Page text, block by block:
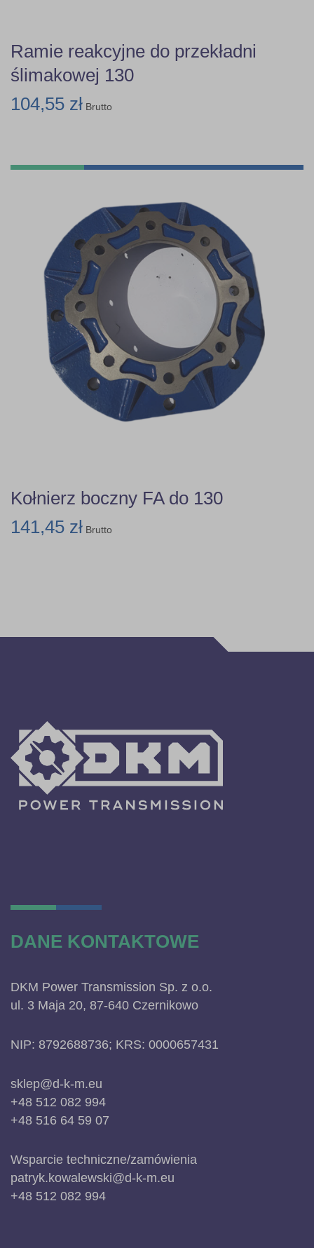
Ramie reakcyjne do przekładni
ślimakowej 130
104,55 zł Brutto
Kołnierz boczny FA do 130
141,45 zł Brutto
DANE KONTAKTOWE
DKM Power Transmission Sp. z o.o.
ul. 3 Maja 20, 87-640 Czernikowo
NIP: 8792688736; KRS: 0000657431
sklep@d-k-m.eu
+48 512 082 994
+48 516 64 59 07
Wsparcie techniczne/zamówienia
patryk.kowalewski@d-k-m.eu
+48 512 082 994